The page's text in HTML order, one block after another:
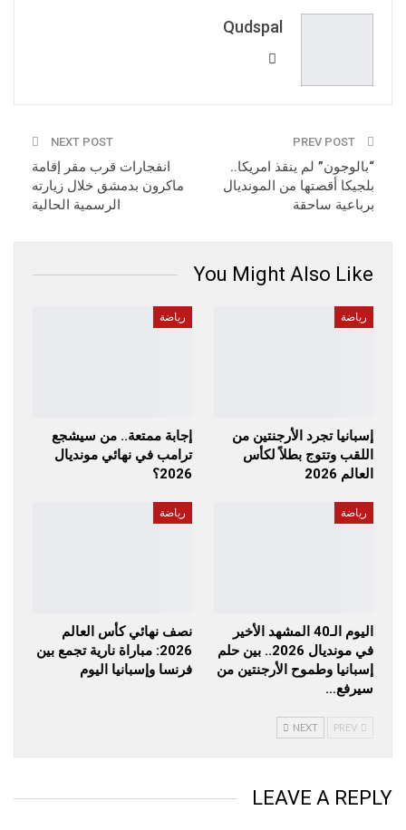
Qudspal
“بالوجون” لم ينقذ امريكا..
بلجيكا أقصتها من المونديال
برباعية ساحقة
NEXT POST
انفجارات قرب مقر إقامة
ماكرون بدمشق خلال زيارته
الرسمية الحالية
You Might Also Like
رياضة
إسبانيا تجرد الأرجنتين من
اللقب وتتوج بطلاً لكأس
العالم 2026
رياضة
إجابة ممتعة.. من سيشجع
ترامب في نهائي مونديال
2026؟
رياضة
اليوم الـ40 المشهد الأخير
في مونديال 2026.. بين حلم
إسبانيا وطموح الأرجنتين من
سيرفع…
رياضة
نصف نهائي كأس العالم
2026: مباراة نارية تجمع بين
فرنسا وإسبانيا اليوم
NEXT
LEAVE A REPLY